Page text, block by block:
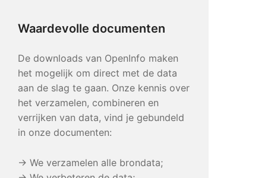
Waardevolle documenten
De downloads van OpenInfo maken
het mogelijk om direct met de data
aan de slag te gaan. Onze kennis over
het verzamelen, combineren en
verrijken van data, vind je gebundeld
in onze documenten:
→ We verzamelen alle brondata;